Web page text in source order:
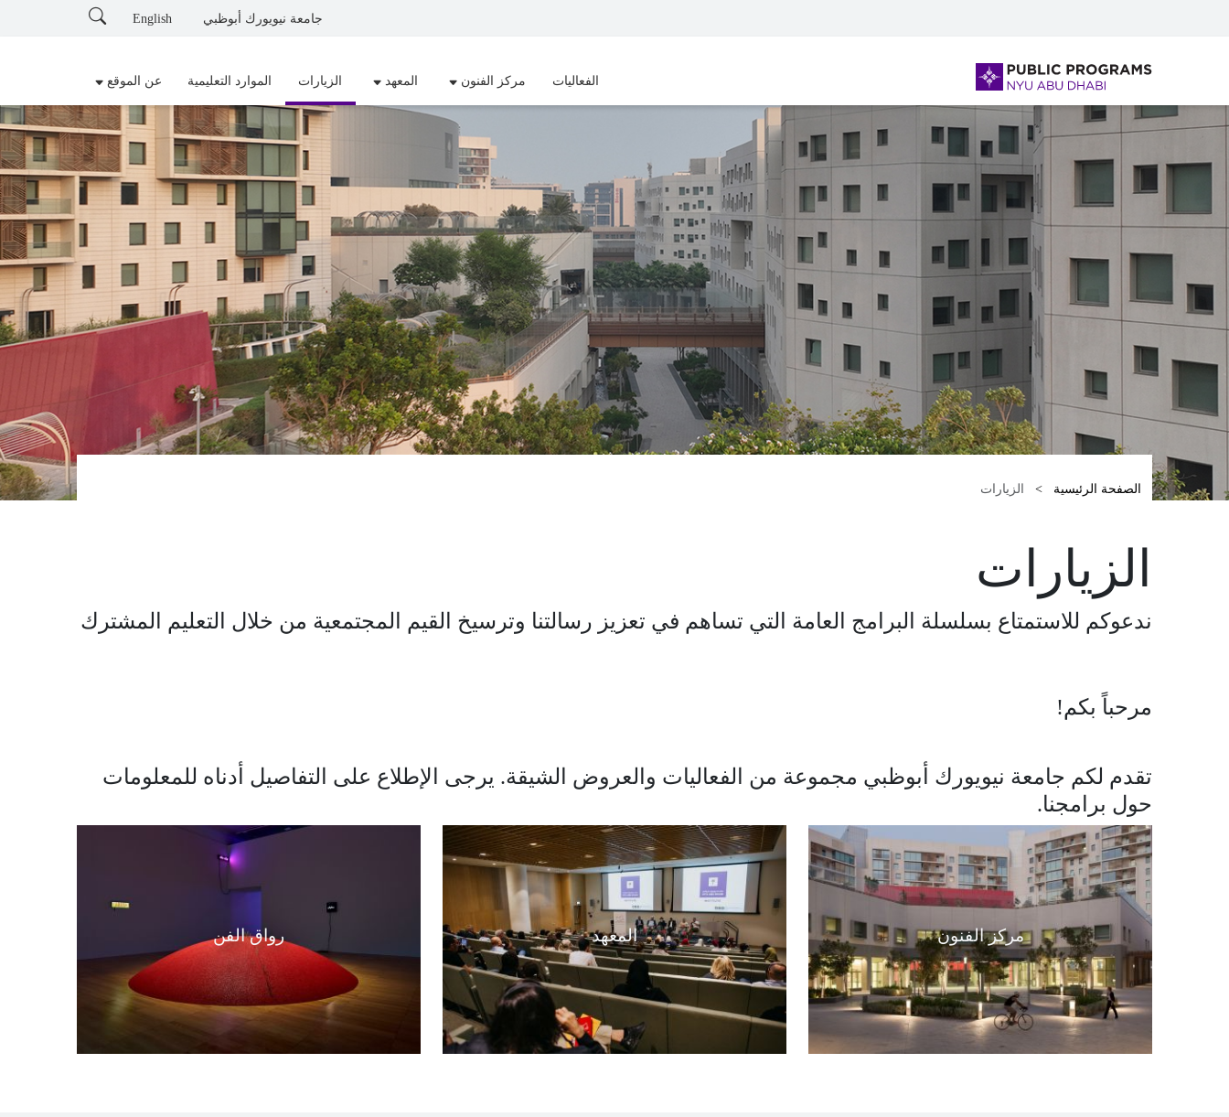
جامعة نيويورك أبوظبي English
Search
NYU
Public
Programs
الفعاليات مركز الفنون المعهد الزيارات الموارد التعليمية عن الموقع
Breadcrumbs
الصفحة الرئيسية الزيارات
الزيارات
ندعوكم للاستمتاع بسلسلة البرامج العامة التي تساهم في تعزيز رسالتنا وترسيخ القيم المجتمعية من خلال التعليم المشترك
مرحباً بكم!
تقدم لكم جامعة نيويورك أبوظبي مجموعة من الفعاليات والعروض الشيقة. يرجى الإطلاع على التفاصيل أدناه للمعلومات
حول برامجنا.
مركز الفنون المعهد رواق الفن